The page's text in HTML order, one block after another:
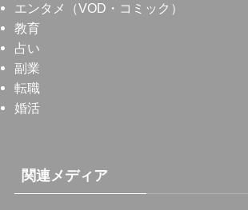
エンタメ（VOD・コミック）
教育
占い
副業
転職
婚活
関連メディア